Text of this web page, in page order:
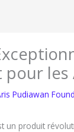
pour
Pudiawan
un produit